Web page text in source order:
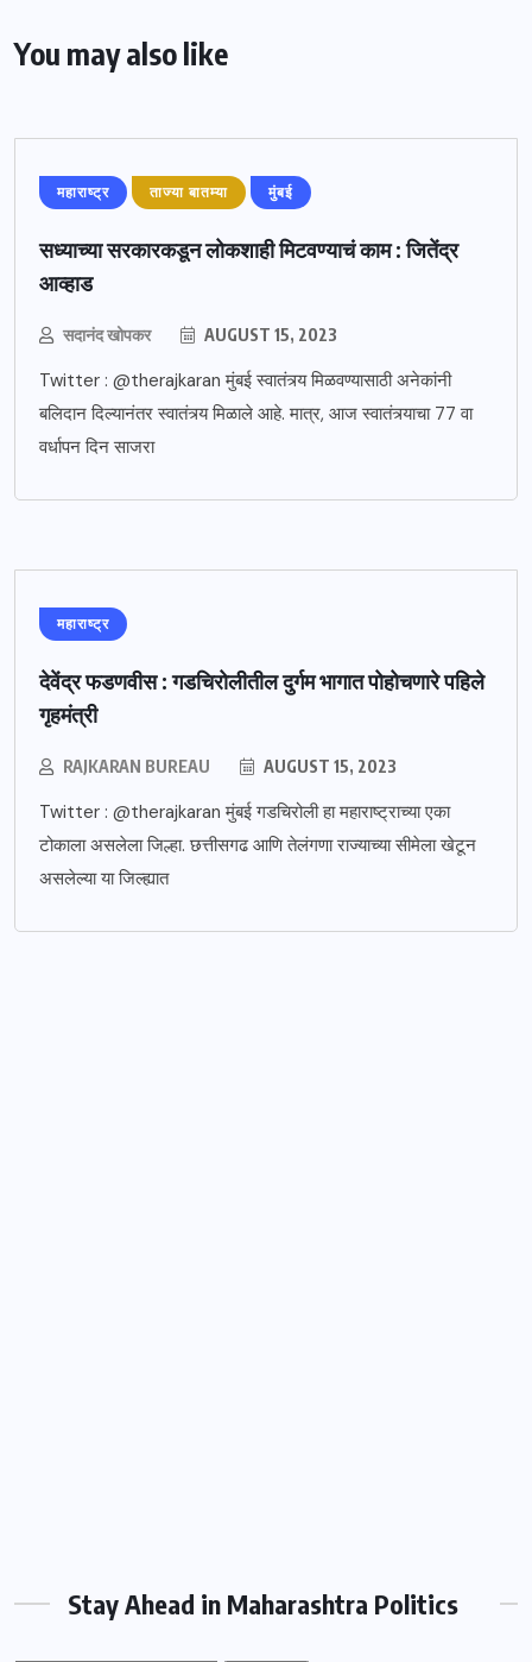
You may also like
महाराष्ट्र ताज्या बातम्या मुंबई
सध्याच्या सरकारकडून लोकशाही मिटवण्याचं काम : जितेंद्र
आव्हाड
सदानंद खोपकर AUGUST 15, 2023
Twitter : @therajkaran मुंबई स्वातंत्र्य मिळवण्यासाठी अनेकांनी
बलिदान दिल्यानंतर स्वातंत्र्य मिळाले आहे. मात्र, आज स्वातंत्र्याचा 77 वा
वर्धापन दिन साजरा
महाराष्ट्र
देवेंद्र फडणवीस : गडचिरोलीतील दुर्गम भागात पोहोचणारे पहिले
गृहमंत्री
RAJKARAN BUREAU AUGUST 15, 2023
Twitter : @therajkaran मुंबई गडचिरोली हा महाराष्ट्राच्या एका
टोकाला असलेला जिल्हा. छत्तीसगढ आणि तेलंगणा राज्याच्या सीमेला खेटून
असलेल्या या जिल्ह्यात
Stay Ahead in Maharashtra Politics